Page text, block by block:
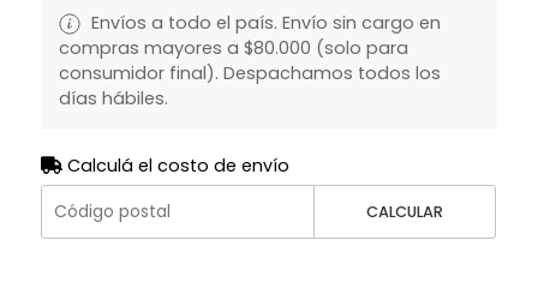
Envíos a todo el país. Envío sin cargo en
compras mayores a $80.000 (solo para
consumidor final). Despachamos todos los
días hábiles.
Calculá el costo de envío
CALCULAR